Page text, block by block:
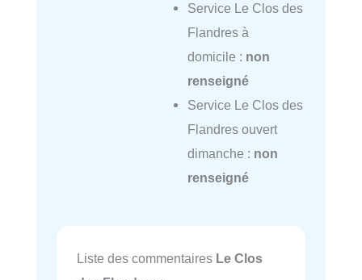
Service Le Clos des
Flandres à
domicile : non
renseigné
Service Le Clos des
Flandres ouvert
dimanche : non
renseigné
Liste des commentaires Le Clos